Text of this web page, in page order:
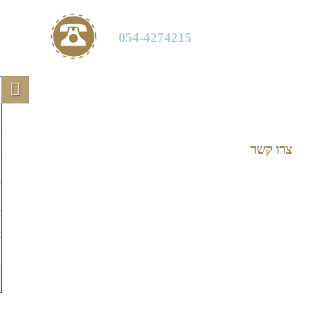
054-4274215
צרו קשר